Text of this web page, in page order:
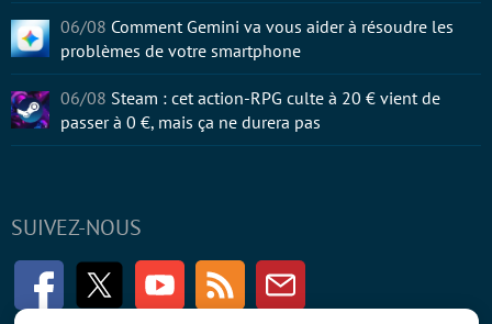
SUIVEZ-NOUS
FacebookTwitter Youtube RSS Newsletter
06/08 Comment Gemini va vous aider à résoudre les
problèmes de votre smartphone
06/08 Steam : cet action-RPG culte à 20 € vient de
passer à 0 €, mais ça ne durera pas